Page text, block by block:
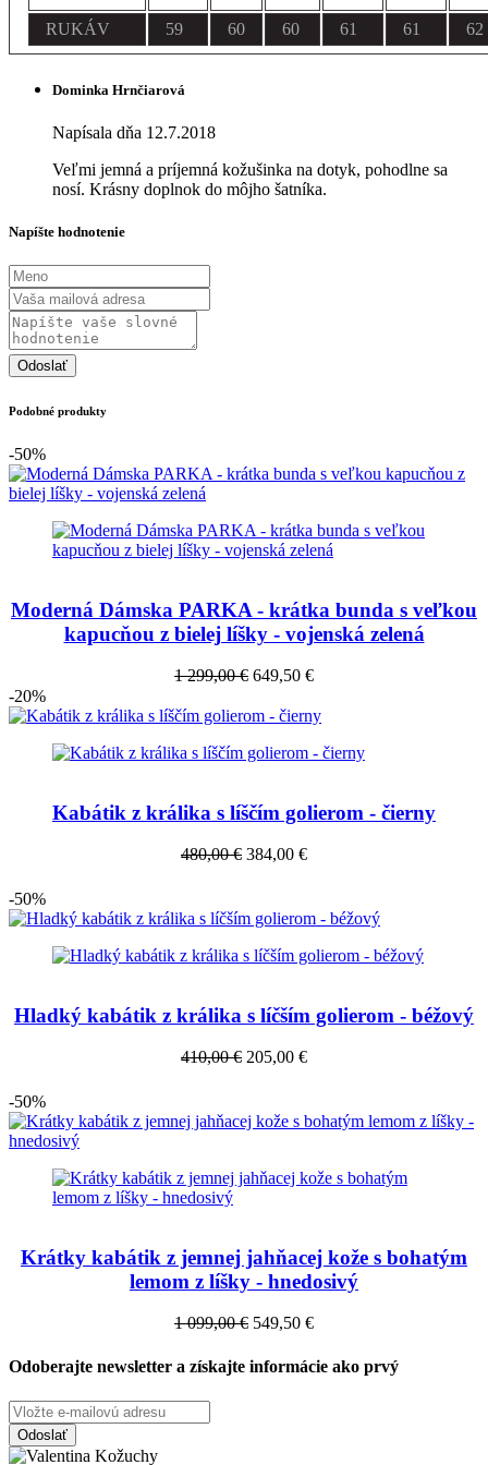
RUKÁV
59 60 60 61 61 62
Dominka Hrnčiarová
Napísala dňa 12.7.2018
Veľmi jemná a príjemná kožušinka na dotyk, pohodlne sa
nosí. Krásny doplnok do môjho šatníka.
Napíšte hodnotenie
Odoslať
Podobné produkty
-50%
Moderná Dámska PARKA - krátka bunda s veľkou
kapucňou z bielej líšky - vojenská zelená
1 299,00 € 649,50 €
-20%
Kabátik z králika s líščím golierom - čierny
480,00 € 384,00 €
-50%
Hladký kabátik z králika s líčším golierom - béžový
410,00 € 205,00 €
-50%
Krátky kabátik z jemnej jahňacej kože s bohatým
lemom z líšky - hnedosivý
1 099,00 € 549,50 €
Odoberajte newsletter a získajte informácie ako prvý
Odoslať